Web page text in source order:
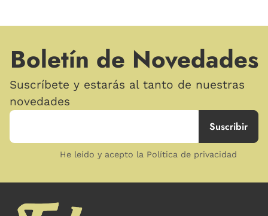
Boletín de Novedades
Suscríbete y estarás al tanto de nuestras
novedades
He leído y acepto la Política de privacidad